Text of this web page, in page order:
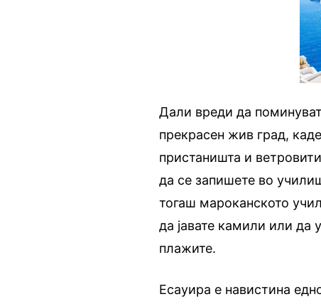
Дали вреди да
прекрасен жив град,
пристаништа и
да се запишете во
тогаш мароканското
да јавате камили или да
плажите.
Есауира е навистина